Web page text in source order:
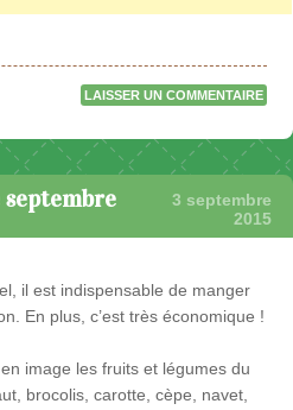
LAISSER UN COMMENTAIRE
3 septembre
2015
il est indispensable de manger
En plus, c’est très économique !
image les fruits et légumes du
brocolis, carotte, cèpe, navet,